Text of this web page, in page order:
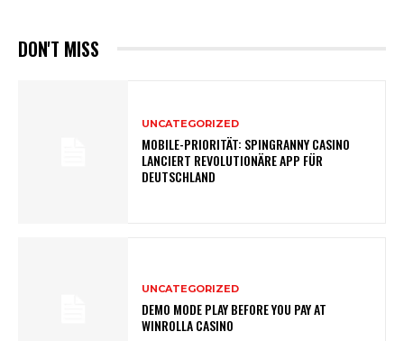
DON'T MISS
UNCATEGORIZED
MOBILE-PRIORITÄT: SPINGRANNY CASINO
LANCIERT REVOLUTIONÄRE APP FÜR
DEUTSCHLAND
UNCATEGORIZED
DEMO MODE PLAY BEFORE YOU PAY AT
WINROLLA CASINO